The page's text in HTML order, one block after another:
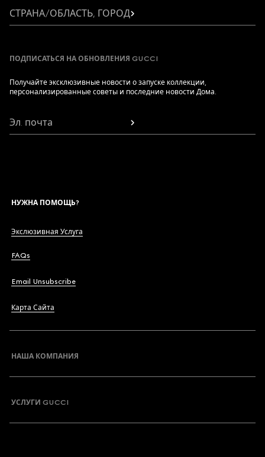
СТРАНА/ОБЛАСТЬ, ГОРОД
ПОДПИСАТЬСЯ НА ОБНОВЛЕНИЯ GUCCI
Получайте эксклюзивные новости о запуске коллекции,
персонализированные советы и последние новости Дома.
Эл. почта
НУЖНА ПОМОЩЬ?
Экслюзивная Услуга
FAQs
Email Unsubscribe
Карта Сайта
НАША КОМПАНИЯ
УСЛУГИ GUCCI